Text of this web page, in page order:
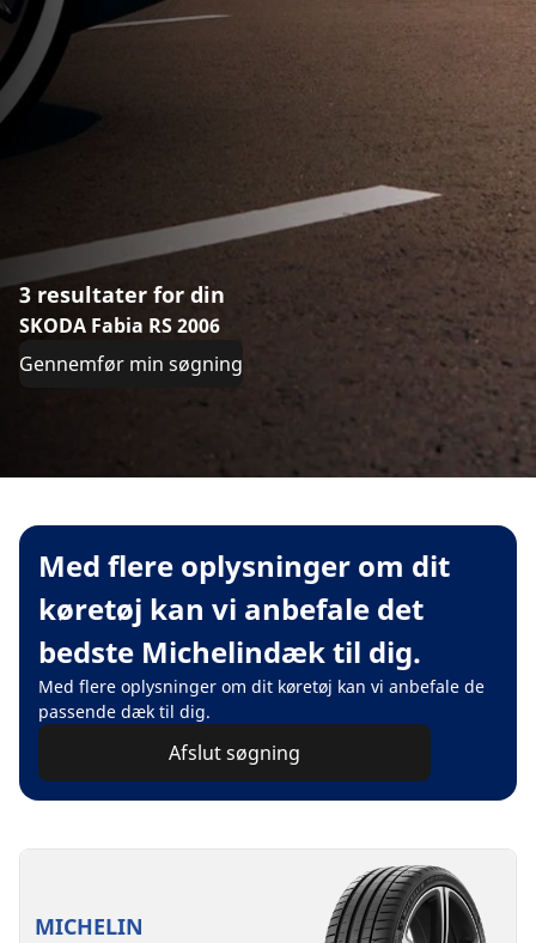
3 resultater for din
SKODA Fabia RS 2006
Gennemfør min søgning
Med flere oplysninger om dit
køretøj kan vi anbefale det
bedste Michelindæk til dig.
Med flere oplysninger om dit køretøj kan vi anbefale de
passende dæk til dig.
Afslut søgning
MICHELIN